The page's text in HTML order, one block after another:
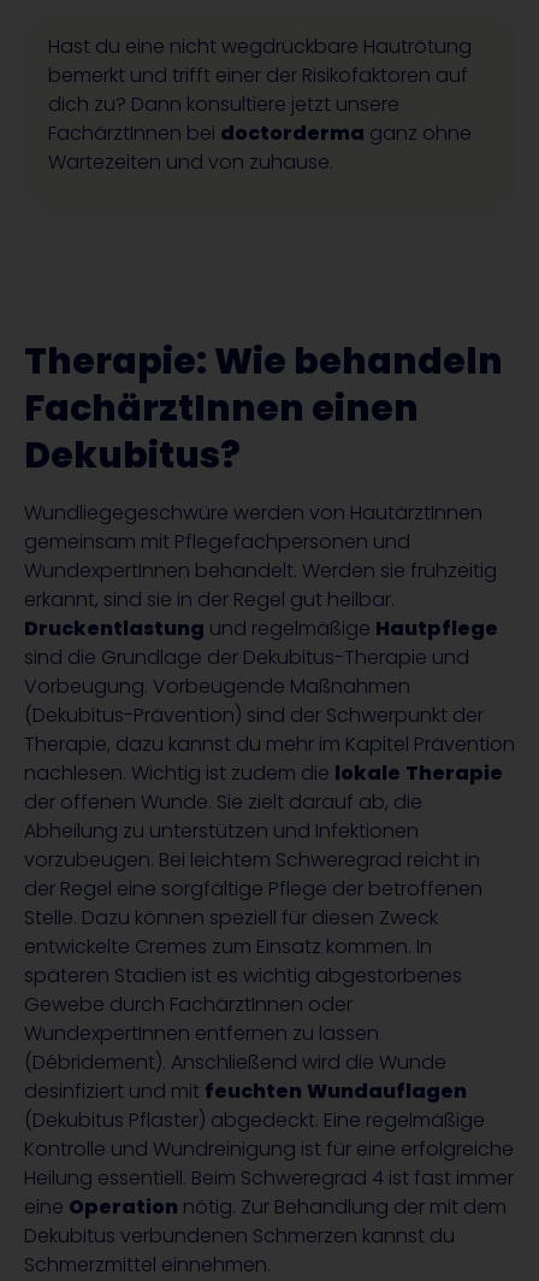
Hast du eine nicht wegdrückbare Hautrötung
bemerkt und trifft einer der Risikofaktoren auf
dich zu? Dann konsultiere jetzt unsere
FachärztInnen bei doctorderma ganz ohne
Wartezeiten und von zuhause.
Therapie: Wie behandeln
FachärztInnen einen
Dekubitus?
Wundliegegeschwüre werden von HautärztInnen
gemeinsam mit Pflegefachpersonen und
WundexpertInnen behandelt. Werden sie frühzeitig
erkannt, sind sie in der Regel gut heilbar.
Druckentlastung und regelmäßige Hautpflege
sind die Grundlage der Dekubitus-Therapie und
Vorbeugung. Vorbeugende Maßnahmen
(Dekubitus-Prävention) sind der Schwerpunkt der
Therapie, dazu kannst du mehr im Kapitel Prävention
nachlesen. Wichtig ist zudem die lokale Therapie
der offenen Wunde. Sie zielt darauf ab, die
Abheilung zu unterstützen und Infektionen
vorzubeugen. Bei leichtem Schweregrad reicht in
der Regel eine sorgfältige Pflege der betroffenen
Stelle. Dazu können speziell für diesen Zweck
entwickelte Cremes zum Einsatz kommen. In
späteren Stadien ist es wichtig abgestorbenes
Gewebe durch FachärztInnen oder
WundexpertInnen entfernen zu lassen
(Débridement). Anschließend wird die Wunde
desinfiziert und mit feuchten Wundauflagen
(Dekubitus Pflaster) abgedeckt. Eine regelmäßige
Kontrolle und Wundreinigung ist für eine erfolgreiche
Heilung essentiell. Beim Schweregrad 4 ist fast immer
eine Operation nötig. Zur Behandlung der mit dem
Dekubitus verbundenen Schmerzen kannst du
Schmerzmittel einnehmen.